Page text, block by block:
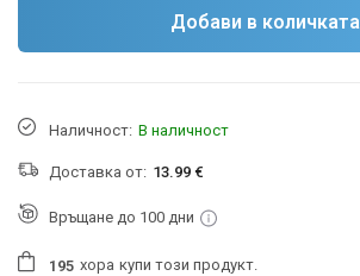
Добави в количката
Наличност: В наличност
Доставка от: 13.99 €
Връщане до 100 дни
1 95 хора купи този продукт.